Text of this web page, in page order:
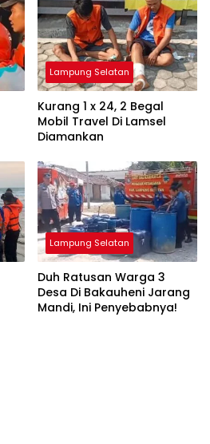
Lampung Selatan
Kurang 1 x 24, 2 Begal
Mobil Travel Di Lamsel
Diamankan
Lampung Selatan
Duh Ratusan Warga 3
Desa Di Bakauheni Jarang
Mandi, Ini Penyebabnya!